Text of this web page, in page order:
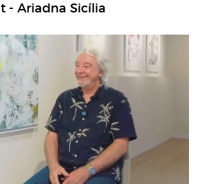
- Ariadna Sicília